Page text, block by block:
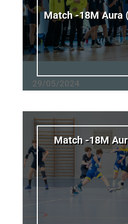
Match -18M Aura
29/05/2024
Match -18M